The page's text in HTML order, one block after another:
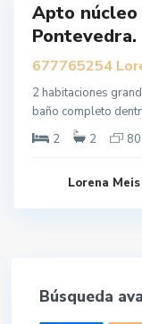
Apto núcleo
Pontevedra.
677765254
2 habitaciones
baño completo
2
2
Lorena
Búsqueda